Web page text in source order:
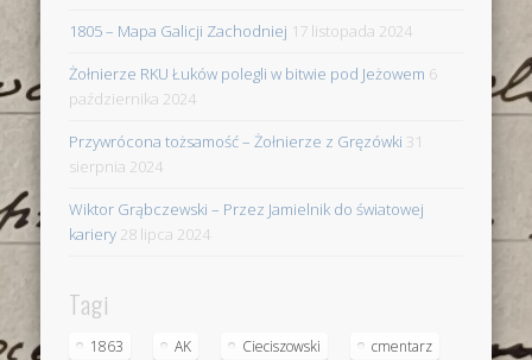
1805 – Mapa Galicji Zachodniej 17 listopada 2024
Żołnierze RKU Łuków polegli w bitwie pod Jeżowem 6
października 2024
Przywrócona tożsamość – Żołnierze z Gręzówki 31
sierpnia 2024
Wiktor Grąbczewski – Przez Jamielnik do światowej
kariery 28 lipca 2024
Tagi
1863 AK Cieciszowski cmentarz